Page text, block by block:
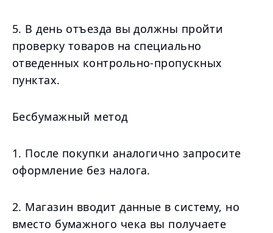
5. В день отъезда вы должны пройти
проверку товаров на специально
отведенных контрольно-пропускных
пунктах.
Бесбумажный метод
1. После покупки аналогично запросите
оформление без налога.
2. Магазин вводит данные в систему, но
вместо бумажного чека вы получаете